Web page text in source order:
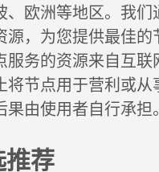
、欧洲等地区。我们
源，为您提供最佳的
服务的资源来自互联
将节点用于营利或从
由使用者自行承担。
推荐